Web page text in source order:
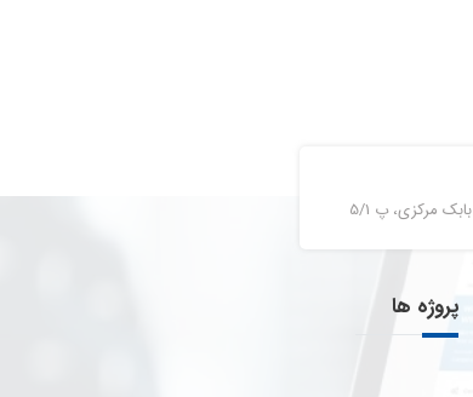
مرکزی، پ 5/1
پروژه ها